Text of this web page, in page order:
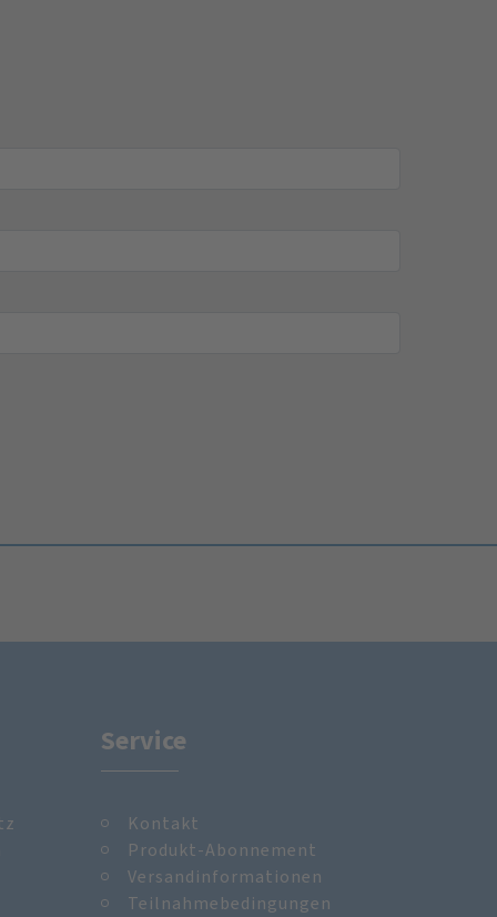
Service
Kontakt
Produkt-Abonnement
Versandinformationen
Teilnahmebedingungen